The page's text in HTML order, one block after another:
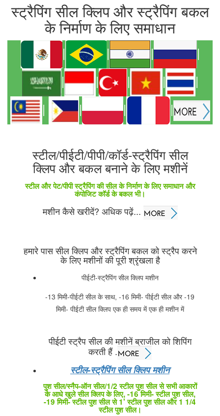
स्ट्रैपिंग सील क्लिप और स्ट्रैपिंग बकल
के निर्माण के लिए समाधान
| | |
|
|
| | |
|
|
| | |
स्टील/पीईटी/पीपी/कॉर्ड-स्ट्रैपिंग सील
क्लिप और बकल बनाने के लिए मशीनें
स्टील और पेट/पीपी स्ट्रैपिंग की सील के निर्माण के लिए समाधान और
कंपोजिट कॉर्ड के बकल भी।
मशीन कैसे खरीदें? अधिक पढ़ें...
हमारे पास सील क्लिप और स्ट्रैपिंग बकल को स्ट्रैप करने
के लिए मशीनों की पूरी श्रृंखला है
पीईटी-स्ट्रैपिंग सील क्लिप मशीन
-13 मिमी-पीईटी सील के साथ, -16 मिमी- पीईटी सील और -19
मिमी- पीईटी सील क्लिप एक ही समय में एक ही मशीन में
पीईटी स्ट्रैप सील की मशीनें ब्राजील को शिपिंग
करती हैं .
स्टील-स्ट्रैपिंग सील क्लिप मशीन
पुश सील/स्नैप-ऑन सील/1/2 स्टील पुश सील से सभी आकारों
के आधे खुले सील क्लिप के लिए, -16 मिमी- स्टील पुश सील,
-19 मिमी- स्टील पुश सील से 1' स्टील पुश सील और 1 1/4
स्टील पुश सील।